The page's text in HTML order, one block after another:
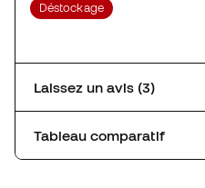
Déstockage
Laissez un avis (3)
Tableau comparatif